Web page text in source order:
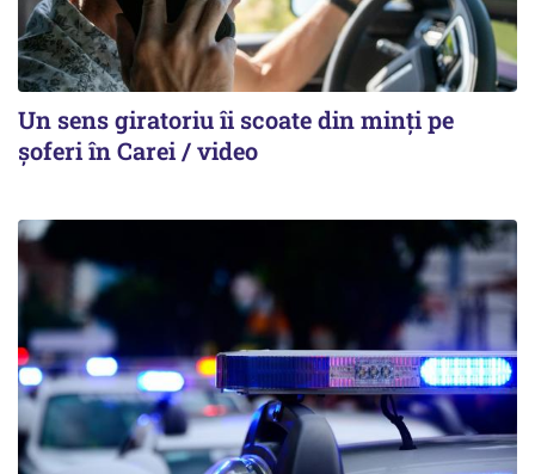
Un sens giratoriu îi scoate din minți pe
șoferi în Carei / video